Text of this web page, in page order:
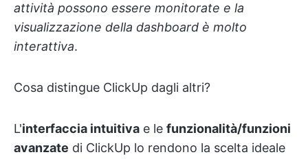
attività possono essere monitorate e la
visualizzazione della dashboard è molto
interattiva.
Cosa distingue ClickUp dagli altri?
L'interfaccia intuitiva e le funzionalità/funzioni
avanzate di ClickUp lo rendono la scelta ideale